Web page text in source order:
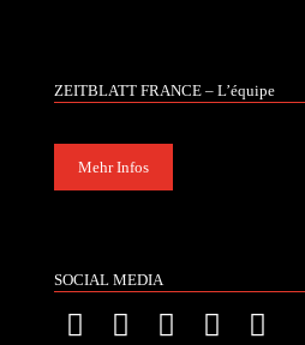
ZEITBLATT FRANCE – L’équipe
Mehr Infos
SOCIAL MEDIA